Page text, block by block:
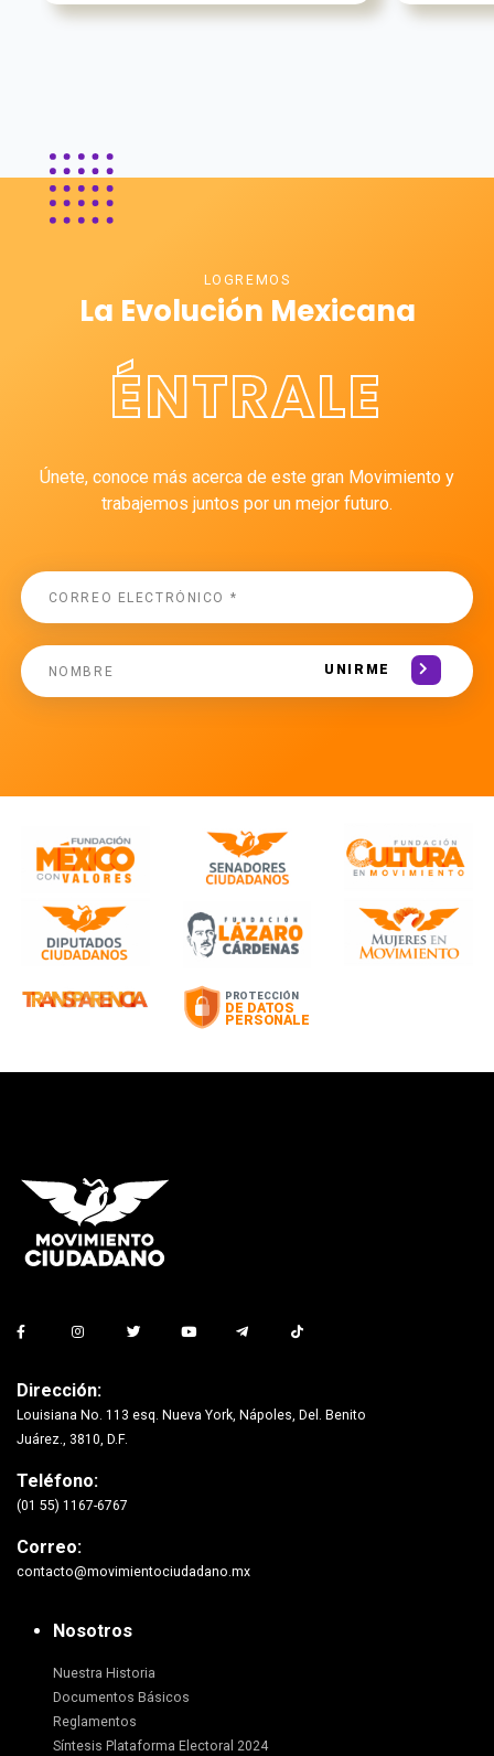
LOGREMOS
La Evolución Mexicana
ÉNTRALE
Únete, conoce más acerca de este gran Movimiento y
trabajemos juntos por un mejor futuro.
UNIRME
Dirección:
Louisiana No. 113 esq. Nueva York, Nápoles, Del. Benito
Juárez., 3810, D.F.
Teléfono:
(01 55) 1167-6767
Correo:
contacto@movimientociudadano.mx
Nosotros
Nuestra Historia
Documentos Básicos
Reglamentos
Síntesis Plataforma Electoral 2024